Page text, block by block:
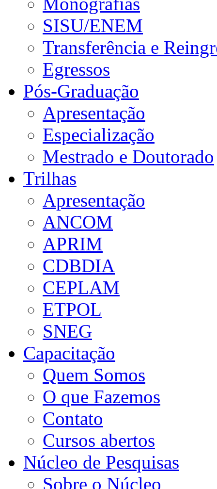
SISU/ENEM
Transferência e
Egressos
Pós-Graduação
Apresentação
Especialização
Mestrado e Doutorado
Trilhas
Apresentação
ANCOM
APRIM
CDBDIA
CEPLAM
ETPOL
SNEG
Capacitação
Quem Somos
O que Fazemos
Contato
Cursos abertos
Núcleo de Pesquisas
Sobre o Núcleo